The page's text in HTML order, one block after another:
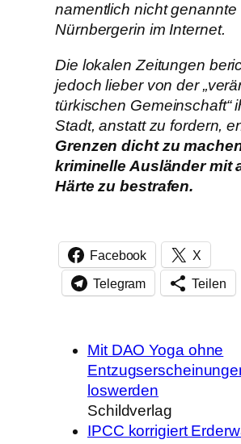
namentlich nicht genannte
Nürnbergerin im Internet.
Die lokalen Zeitungen
jedoch lieber von der
türkischen Gemeinschaft“
Stadt, anstatt zu fordern,
Grenzen dicht zu
kriminelle Ausländer mit
Härte zu bestrafen.
Facebook X
Telegram Teilen
Mit DAO Yoga ohne
loswerden
Schildverlag
IPCC korrigiert